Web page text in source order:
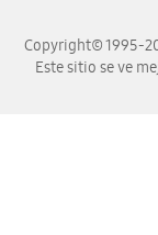
Copyright© 1995-
Este sitio se ve